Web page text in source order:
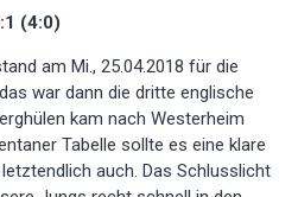
(4:0)
am Mi., 25.04.2018 für die
war dann die dritte englische
kam nach Westerheim
Tabelle sollte es eine klare
auch. Das Schlusslicht